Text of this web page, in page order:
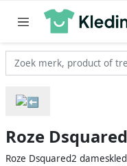
Roze
Roze Dsquared2